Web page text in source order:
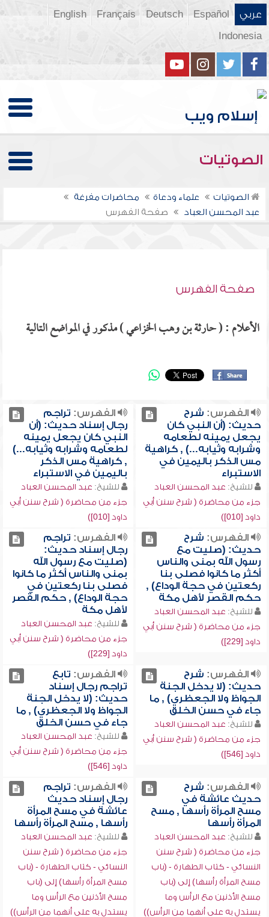
عربي Español
Deutsch
Français
English
Indonesia
الصوتيات
الصوتيات علماء ودعاة
محاضرات مفرغة
عبد المحسن العباد
صفحة الفهرس
صفحة الفهرس
الأعلام : ( حارثة بن وهب الخزاعي ) مذكور في المواضع التالية
الفهرس: شرح
حديث: (أن النبي كان
يجعل يمينه لطعامه
وشرابه وثيابه...) , كراهية
مس الذكر باليمين في
الاستبراء
للشيخ: عبد المحسن العباد
جزء من محاضرة ( شرح سنن أبي
داود [010])
الفهرس: تراجم
رجال إسناد حديث: (أن
النبي كان يجعل يمينه
لطعامه وشرابه وثيابه...)
, كراهية مس الذكر
باليمين في الاستبراء
للشيخ: عبد المحسن العباد
جزء من محاضرة ( شرح سنن أبي
داود [010])
الفهرس: شرح
حديث: (صليت مع
رسول الله بمنى والناس
أكثر ما كانوا فصلى بنا
ركعتين في حجة الوداع) ,
حكم القصر لأهل مكة
للشيخ: عبد المحسن العباد
جزء من محاضرة ( شرح سنن أبي
داود [229])
الفهرس: تراجم
رجال إسناد حديث:
(صليت مع رسول الله
بمنى والناس أكثر ما كانوا
فصلى بنا ركعتين في
حجة الوداع) , حكم القصر
لأهل مكة
للشيخ: عبد المحسن العباد
جزء من محاضرة ( شرح سنن أبي
داود [229])
الفهرس: شرح
حديث: (لا يدخل الجنة
الجواظ ولا الجعظري) , ما
جاء في حسن الخلق
للشيخ: عبد المحسن العباد
جزء من محاضرة ( شرح سنن أبي
داود [546])
الفهرس: تابع
تراجم رجال إسناد
حديث: (لا يدخل الجنة
الجواظ ولا الجعظري) , ما
جاء في حسن الخلق
للشيخ: عبد المحسن العباد
جزء من محاضرة ( شرح سنن أبي
داود [546])
الفهرس: شرح
حديث عائشة في
مسح المرأة رأسها , مسح
المرأة رأسها
للشيخ: عبد المحسن العباد
جزء من محاضرة ( شرح سنن
النسائي - كتاب الطهارة - (باب
مسح المرأة رأسها) إلى (باب
مسح الأذنين مع الرأس وما
يستدل به على أنهما من الرأس))
الفهرس: تراجم
رجال إسناد حديث
عائشة في مسح المرأة
رأسها , مسح المرأة رأسها
للشيخ: عبد المحسن العباد
جزء من محاضرة ( شرح سنن
النسائي - كتاب الطهارة - (باب
مسح المرأة رأسها) إلى (باب
مسح الأذنين مع الرأس وما
يستدل به على أنهما من الرأس))